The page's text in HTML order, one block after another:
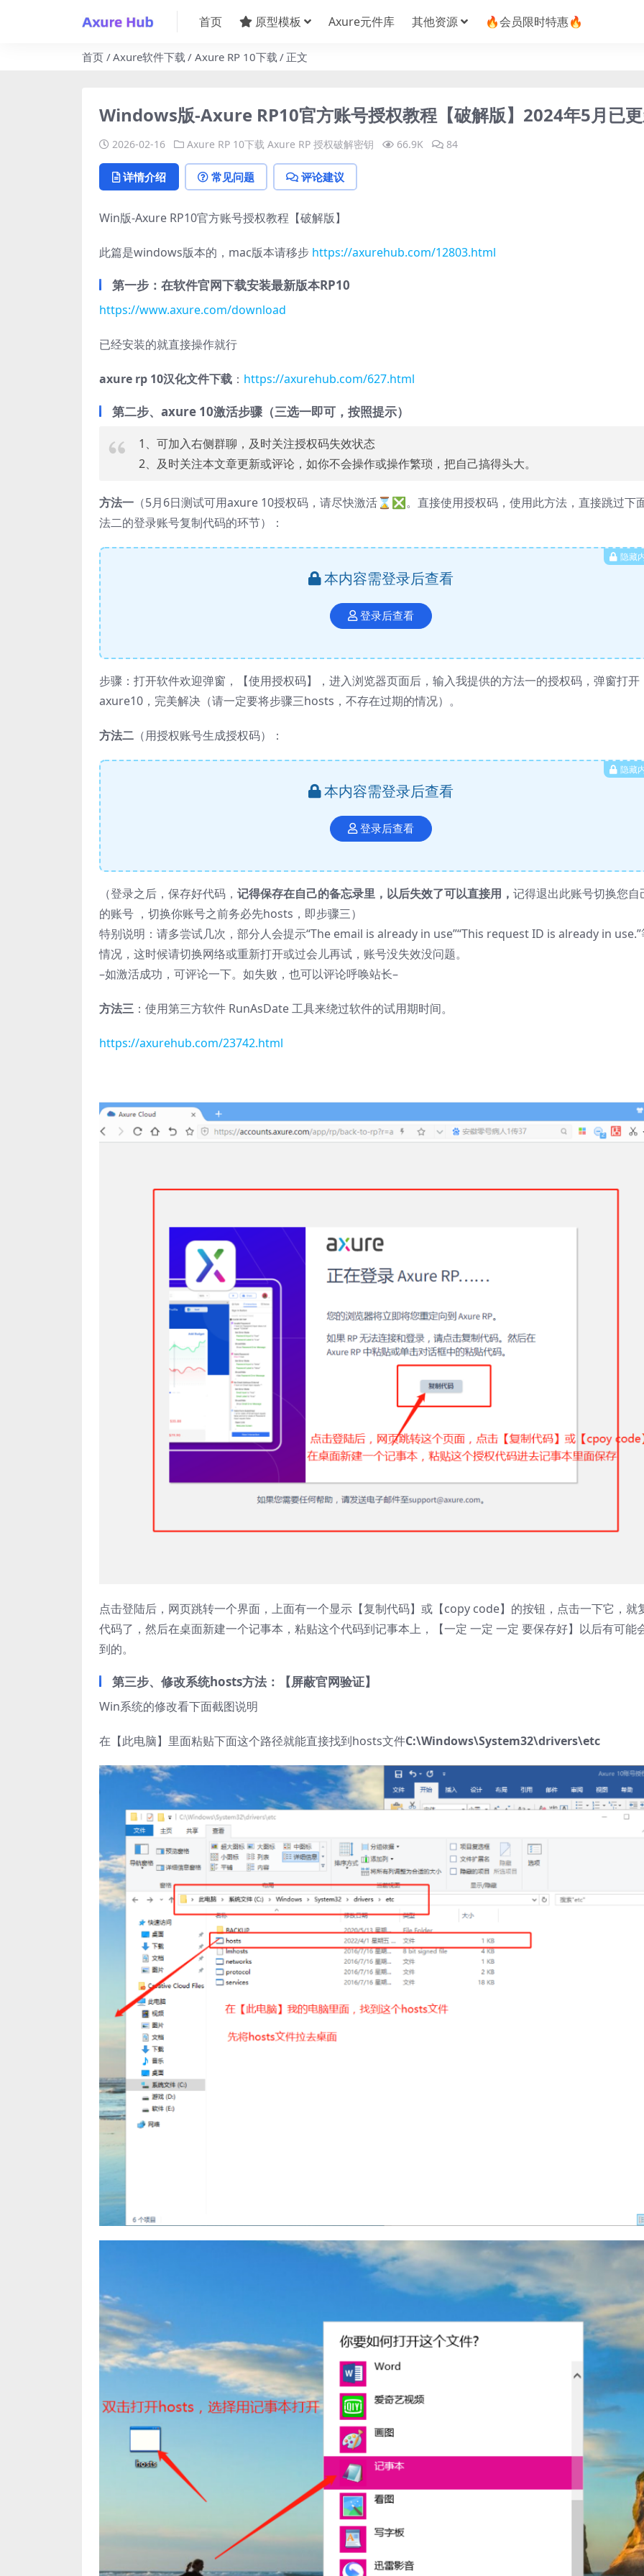
首页 原型模板 Axure元件库 其他资源 🔥会员限时特惠🔥
首页 Axure软件下载 Axure RP 10下载 正文
Windows版-Axure RP10官方账号授权教程【破解版】2024年5月已
2026-02-16 Axure RP 10下载 Axure RP 授权破解密钥 66.9K 84
详情介绍 常见问题 评论建议
Win版-Axure RP10官方账号授权教程【破解版】
此篇是windows版本的，mac版本请移步 https://axurehub.com/12803.html
第一步：在软件官网下载安装最新版本RP10
https://www.axure.com/download
已经安装的就直接操作就行
axure rp 10汉化文件下载 ： https://axurehub.com/627.html
第二步、axure 10激活步骤（三选一即可，按照提示）
1、可加入右侧群聊，及时关注授权码失效状态
2、及时关注本文章更新或评论，如你不会操作或操作繁琐，把自己搞得头大。
方法一 （5月6日测试可用axure 10授权码，请尽快激活⌛️❎。直接使用授权码，使用此方法，直接跳过下
法二的登录账号复制代码的环节）：
隐藏
本内容需登录后查看
登录后查看
步骤：打开软件欢迎弹窗，【使用授权码】，进入浏览器页面后，输入我提供的方法一的授权码，弹窗打开
axure10，完美解决（请一定要将步骤三hosts，不存在过期的情况）。
方法二 （用授权账号生成授权码）：
隐藏
本内容需登录后查看
登录后查看
（登录之后，保存好代码， 记得保存在自己的备忘录里，以后失效了可以直接用， 记得退出此账号切换您自
的账号 ，切换你账号之前务必先hosts，即步骤三）
特别说明：请多尝试几次，部分人会提示“The email is already in use”“This request ID is already in use.”
情况，这时候请切换网络或重新打开或过会儿再试，账号没失效没问题。
–如激活成功，可评论一下。如失败，也可以评论呼唤站长–
方法三 ：使用第三方软件 RunAsDate 工具来绕过软件的试用期时间。
https://axurehub.com/23742.html
点击登陆后，网页跳转一个界面，上面有一个显示【复制代码】或【copy code】的按钮，点击一下它，就
代码了，然后在桌面新建一个记事本，粘贴这个代码到记事本上，【一定 一定 一定 要保存好】以后有可能
到的。
第三步、 修改系统hosts方法： 【屏蔽官网验证】
Win系统的修改看下面截图说明
在【此电脑】里面粘贴下面这个路径就能直接找到hosts文件C:\Windows\System32\drivers\etc